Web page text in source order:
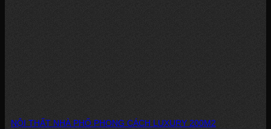
NỘI THẤT NHÀ PHỐ PHONG CÁCH LUXURY 200M2